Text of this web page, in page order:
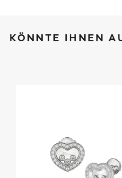
KÖNNTE IHNEN